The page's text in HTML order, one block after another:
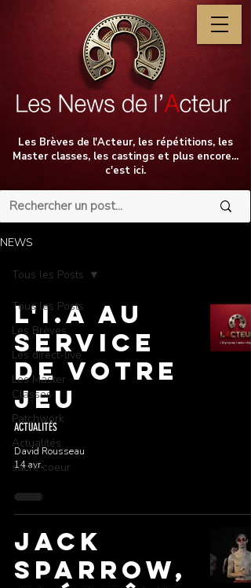
Les Brèves de l'Acteur, les répétitions, les
Master classes, les castings et plus encore...
c'est ici.
NEWS
Tous les Posts
Les Brèves
Les direct-live
Les Master
Classes
Patchwork
Actualités
sacré coeur
Tous les Posts
L'I.A au
service
de votre
jeu
ACTUALITÉS
David Rousseau
14 avr.
Jack
Sparrow,